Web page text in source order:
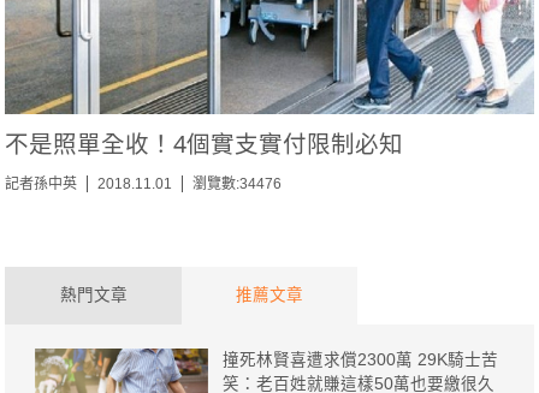
不是照單全收！4個實支實付限制必知
記者孫中英 2018.11.01 瀏覽數:34476
熱門文章 推薦文章
撞死林賢喜遭求償2300萬 29K騎士苦
笑：老百姓就賺這樣50萬也要繳很久